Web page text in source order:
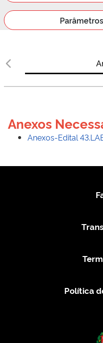
Anexos
Anexos-Edital
Política